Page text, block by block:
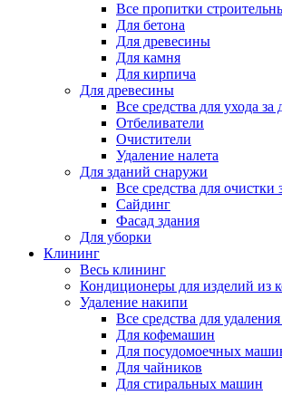
Все пропитки
Для бетона
Для древесины
Для камня
Для кирпича
Для древесины
Все средства для ухода за
Отбеливатели
Очистители
Удаление налета
Для зданий снаружи
Все средства для очистки
Сайдинг
Фасад здания
Для уборки
Клининг
Весь клининг
Кондиционеры для изделий из
Удаление накипи
Все средства для
Для кофемашин
Для посудомоечных
Для чайников
Для стиральных машин